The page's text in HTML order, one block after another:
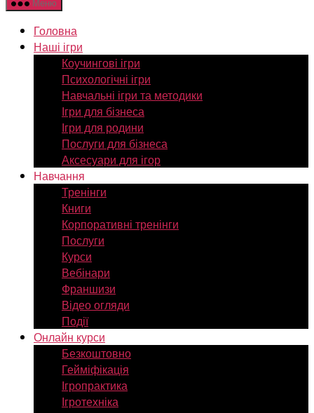
Меню
Головна
Наші ігри
Коучингові ігри
Психологічні ігри
Навчальні ігри та методики
Ігри для бізнеса
Ігри для родини
Послуги для бізнеса
Аксесуари для ігор
Навчання
Тренінги
Книги
Корпоративні тренінги
Послуги
Курси
Вебінари
Франшизи
Відео огляди
Події
Онлайн курси
Безкоштовно
Гейміфікація
Ігропрактика
Ігротехніка